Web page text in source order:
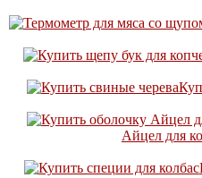
Айцел для